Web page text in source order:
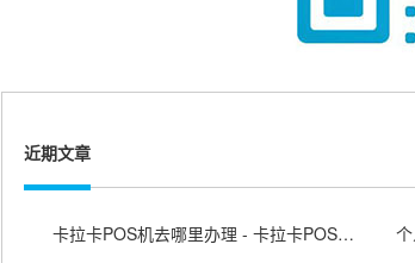
近期文章
卡拉卡POS机去哪里办理 - 卡拉卡POS是什么意思